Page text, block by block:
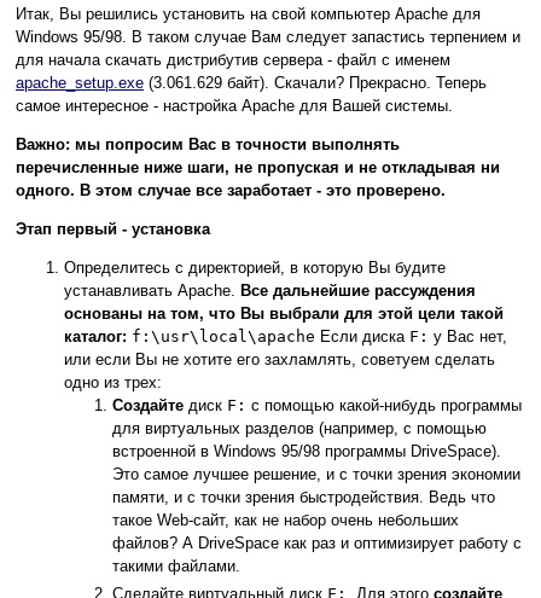
Итак, Вы решились установить на свой компьютер Apache для
Windows 95/98. В таком случае Вам следует запастись терпением и
для начала скачать дистрибутив сервера - файл с именем
apache_setup.exe (3.061.629 байт). Скачали? Прекрасно. Теперь
самое интересное - настройка Apache для Вашей системы.
Важно: мы попросим Вас в точности выполнять
перечисленные ниже шаги, не пропуская и не откладывая ни
одного. В этом случае все заработает - это проверено.
Этап первый - установка
Определитесь с директорией, в которую Вы будите
устанавливать Apache. Все дальнейшие рассуждения
основаны на том, что Вы выбрали для этой цели такой
каталог: f:\usr\local\apache Если диска F: у Вас нет,
или если Вы не хотите его захламлять, советуем сделать
одно из трех:
Создайте диск F: с помощью какой-нибудь программы
для виртуальных разделов (например, с помощью
встроенной в Windows 95/98 программы DriveSpace).
Это самое лучшее решение, и с точки зрения экономии
памяти, и с точки зрения быстродействия. Ведь что
такое Web-сайт, как не набор очень небольших
файлов? А DriveSpace как раз и оптимизирует работу с
такими файлами.
Сделайте виртуальный диск F: . Для этого создайте